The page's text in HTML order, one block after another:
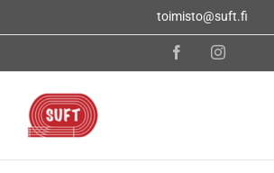
toimisto@suft.fi
FacebookInstagram